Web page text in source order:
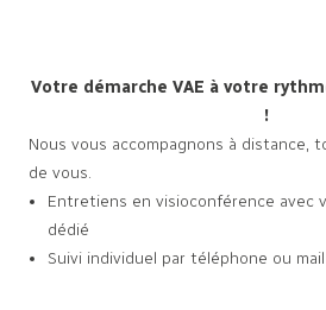
Votre démarche VAE à votre
!
Nous vous accompagnons à distance,
de vous.
Entretiens en visioconférence avec
dédié
Suivi individuel par téléphone ou mail